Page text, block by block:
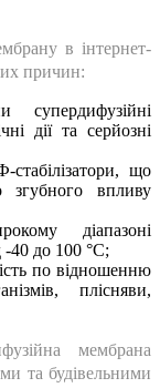
в інтернет-
причин:
супердифузійні
дії та серйозні
стабілізатори, що
згубного впливу
діапазоні
-40 до 100 °C;
по відношенню
плісняви,
мембрана
та будівельними